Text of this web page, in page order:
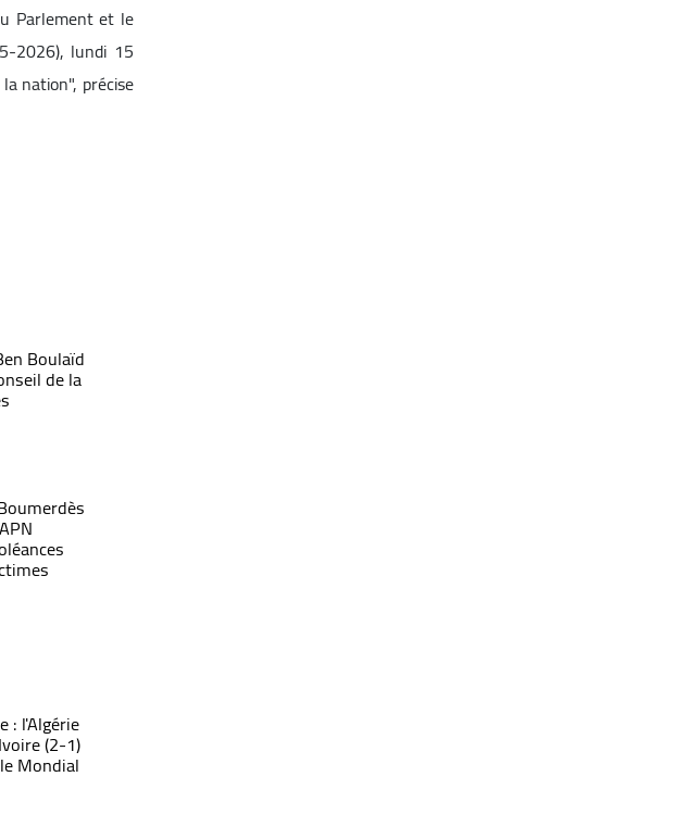
Parlement et le
2026), lundi 15
nation", précise
Boulaïd
de la
: l'Algérie
(2-1)
Mondial